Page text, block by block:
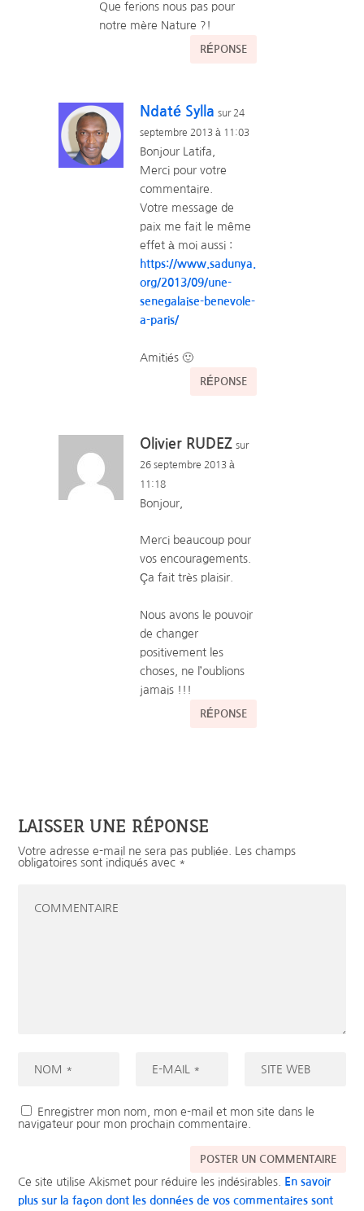
Que ferions nous pas pour
notre mère Nature ?!
RÉPONSE
Ndaté Sylla sur 24
septembre 2013 à 11:03
Bonjour Latifa,
Merci pour votre
commentaire.
Votre message de
paix me fait le même
effet à moi aussi :
https://www.sadunya.
org/2013/09/une-
senegalaise-benevole-
a-paris/
Amitiés 🙂
RÉPONSE
Olivier RUDEZ sur
26 septembre 2013 à
11:18
Bonjour,
Merci beaucoup pour
vos encouragements.
Ça fait très plaisir.
Nous avons le pouvoir
de changer
positivement les
choses, ne l’oublions
jamais !!!
RÉPONSE
LAISSER UNE RÉPONSE
Votre adresse e-mail ne sera pas publiée.
Les champs
obligatoires sont indiqués avec *
Enregistrer mon nom, mon e-mail et mon site dans le
navigateur pour mon prochain commentaire.
Ce site utilise Akismet pour réduire les indésirables.
En savoir
plus sur la façon dont les données de vos commentaires sont